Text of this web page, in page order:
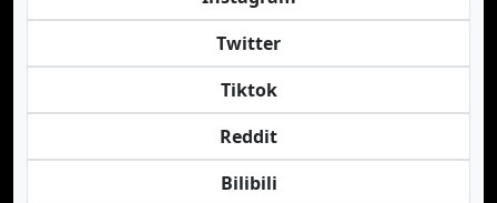
Twitter
Tiktok
Reddit
Bilibili